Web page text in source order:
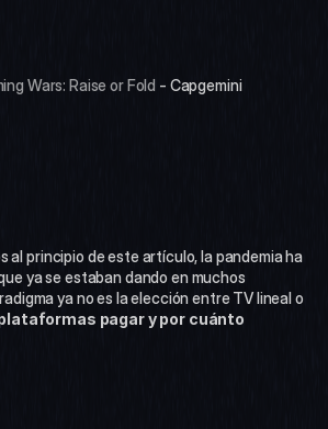
Wars: Raise or Fold - Capgemini
al principio de este artículo, la pandemia ha
ya se estaban dando en muchos
ya no es la elección entre TV lineal o
pagar y por cuánto